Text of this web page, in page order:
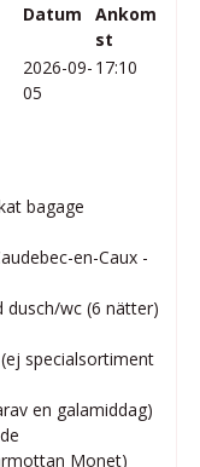
Datum
Ankom
st
2026-09-
05
17:10
bagage
en-Caux -
dusch/wc (6 nätter)
specialsortiment
en galamiddag)
Monet)